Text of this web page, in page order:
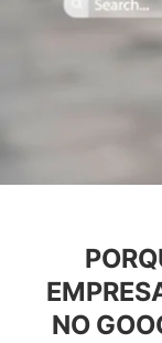
NO